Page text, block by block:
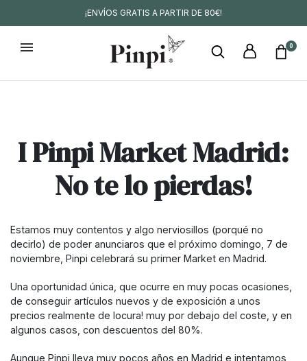
¡ENVÍOS GRATIS A PARTIR DE 80€!
0
I Pinpi Market Madrid:
No te lo pierdas!
Estamos muy contentos y algo nerviosillos (porqué no
decirlo) de poder anunciaros que el próximo domingo, 7 de
noviembre, Pinpi celebrará su primer Market en Madrid.
Una oportunidad única, que ocurre en muy pocas ocasiones,
de conseguir artículos nuevos y de exposición a unos
precios realmente de locura! muy por debajo del coste, y en
algunos casos, con descuentos del 80%.
Aunque Pinpi lleva muy pocos años en Madrid e intentamos